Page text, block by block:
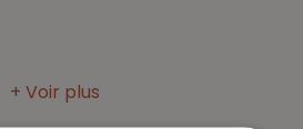
la taille idéale pour